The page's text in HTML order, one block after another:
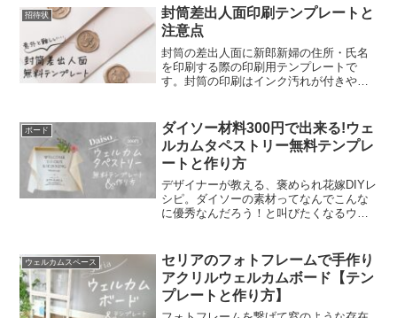
招待状
封筒差出人面印刷テンプレートと
注意点
封筒の差出人面に新郎新婦の住所・氏名
を印刷する際の印刷用テンプレートで
す。封筒の印刷はインク汚れが付きやす
参考にしてください。↓↓封筒印刷汚れを
防ぐ裏技はこちら↓↓封筒...
ボード
ダイソー材料300円で出来る!ウェ
ルカムタペストリー無料テンプレ
ートと作り方
デザイナーが教える、褒められ花嫁DIYレ
シピ。ダイソーの素材ってなんでこんな
に優秀なんだろう！と叫びたくなるウェ
ェディングのような雰囲気になるウェル
カムタペストリー、作ってみてください
ね。
ウェルカムスペース
セリアのフォトフレームで手作り
アクリルウェルカムボード【テン
プレートと作り方】